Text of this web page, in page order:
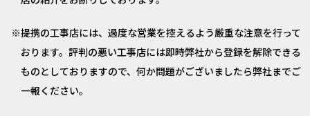
提携の工事店には、過度な営業を控えるよう厳重な注意を行って
おります。評判の悪い工事店には即時弊社から登録を解除できる
ものとしておりますので、何か問題がございましたら弊社までご
一報ください。